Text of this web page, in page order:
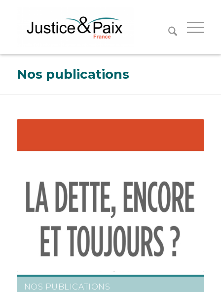
Nos publications
NOS PUBLICATIONS